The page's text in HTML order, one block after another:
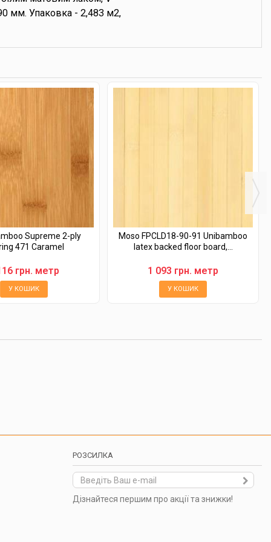
мм. Упаковка - 2,483 м2,
Supreme 2-ply
471 Caramel
грн. метр
У КОШИК
Moso FPCLD18-90-91 Unibamboo
latex backed floor board,...
1 093 грн. метр
У КОШИК
РОЗСИЛКА
Дізнайтеся першим про акції та знижки!